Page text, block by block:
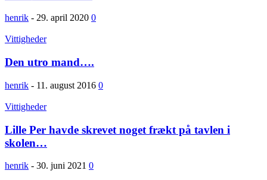
henrik - 29. april 2020 0
Vittigheder
Den utro mand….
henrik - 11. august 2016 0
Vittigheder
Lille Per havde skrevet noget frækt på tavlen i
skolen…
henrik - 30. juni 2021 0